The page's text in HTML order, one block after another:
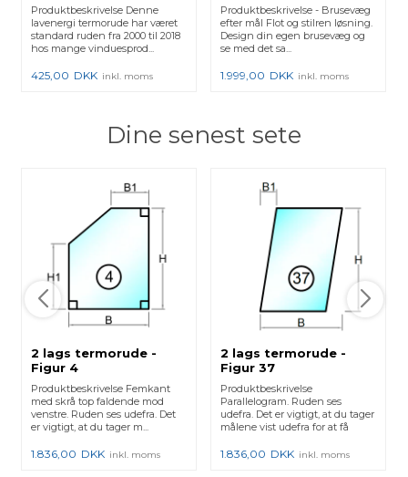
Produktbeskrivelse Denne
lavenergi termorude har været
standard ruden fra 2000 til 2018
hos mange vinduesprod...
425,00 DKK inkl. moms
Produktbeskrivelse - Brusevæg
efter mål Flot og stilren løsning.
Design din egen brusevæg og
se med det sa...
1.999,00 DKK inkl. moms
Dine senest sete
2 lags termorude -
Figur 4
Produktbeskrivelse Femkant
med skrå top faldende mod
venstre. Ruden ses udefra. Det
er vigtigt, at du tager m...
1.836,00 DKK inkl. moms
2 lags termorude -
Figur 37
Produktbeskrivelse
Parallelogram. Ruden ses
udefra. Det er vigtigt, at du tager
målene vist udefra for at få
1.836,00 DKK inkl. moms